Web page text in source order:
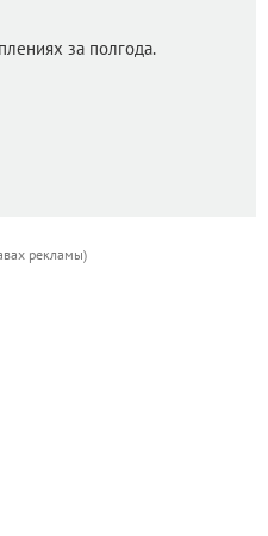
за полгода.
рекламы)